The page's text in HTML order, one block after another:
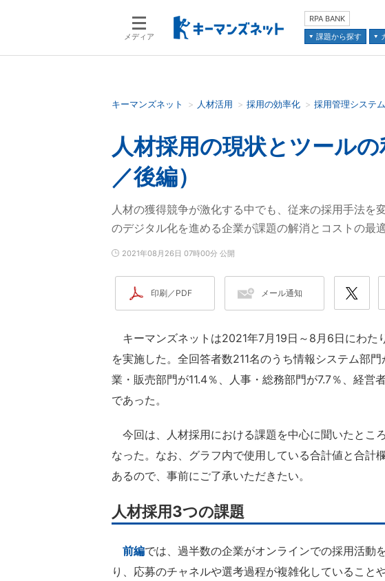
メディア
RPA BANK
課題から探す
検索語を入力してください
キーマンズネット 人材活用 採用の効率化 採用管理システム
人材採用の現状とツール
／後編）
人材の獲得競争が激化する中でも、従来の採用手法を
のデジタル化を進める企業が課題の解消とコストの最
2021年08月26日 07時00分 公開
印刷／PDF メール通知
キーマンズネットは2021年7月19日～8月6日にわた
を実施した。全回答者数211名のうち情報システム部
業・販売部門が11.4％、人事・総務部門が7.7％、経営
であった。
今回は、人材採用における課題を中心に聞いたとこ
なった。なお、グラフ内で使用している合計値と合計
あるので、事前にご了承いただきたい。
人材採用3つの課題
前編では、過半数の企業がオンラインでの採用活動
り、応募のチャネルや選考過程が複雑化していること